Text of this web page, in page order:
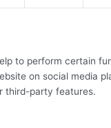
to perform certain
on social media
third-party features.